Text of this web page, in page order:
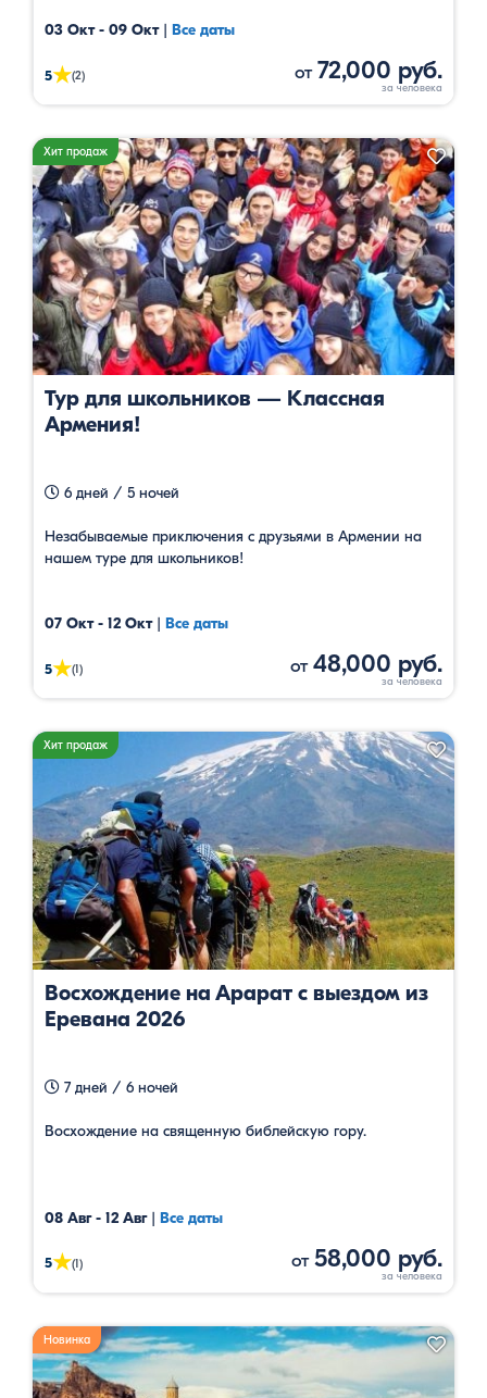
03 Окт - 09 Окт| Все даты
5★(2) от 72,000 руб.
Хит продаж
Тур для школьников — Классная
Армения!
6 дней / 5 ночей
Незабываемые приключения с друзьями в Армении на
нашем туре для школьников!
07 Окт - 12 Окт| Все даты
5★(1) от 48,000 руб.
Хит продаж
Восхождение на Арарат с выездом из
Еревана 2026
7 дней / 6 ночей
Восхождение на священную библейскую гору.
08 Авг - 12 Авг| Все даты
5★(1) от 58,000 руб.
Новинка